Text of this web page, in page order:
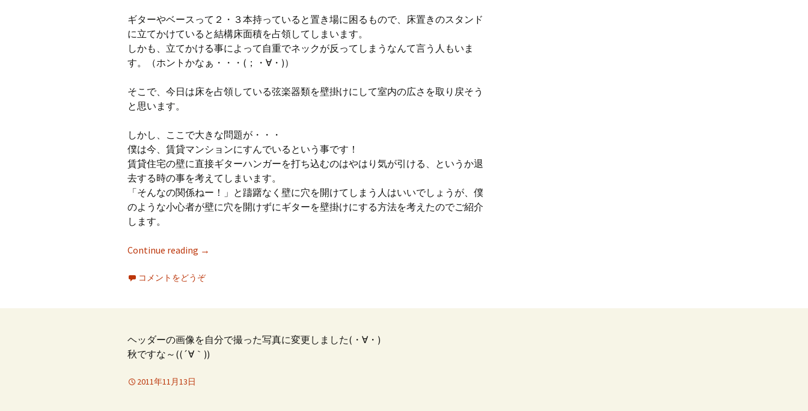
ギターやベースって２・３本持っていると置き場に困るもので、床置きのスタンド
に立てかけていると結構床面積を占領してしまいます。
しかも、立てかける事によって自重でネックが反ってしまうなんて言う人もいま
す。（ホントかなぁ・・・(；・∀・)）
そこで、今日は床を占領している弦楽器類を壁掛けにして室内の広さを取り戻そう
と思います。
しかし、ここで大きな問題が・・・
僕は今、賃貸マンションにすんでいるという事です！
賃貸住宅の壁に直接ギターハンガーを打ち込むのはやはり気が引ける、というか退
去する時の事を考えてしまいます。
「そんなの関係ねー！」と躊躇なく壁に穴を開けてしまう人はいいでしょうが、僕
のような小心者が壁に穴を開けずにギターを壁掛けにする方法を考えたのでご紹介
します。
Continue reading →
コメントをどうぞ
ヘッダーの画像を自分で撮った写真に変更しました(・∀・)
秋ですな～((´∀｀))
2011年11月13日